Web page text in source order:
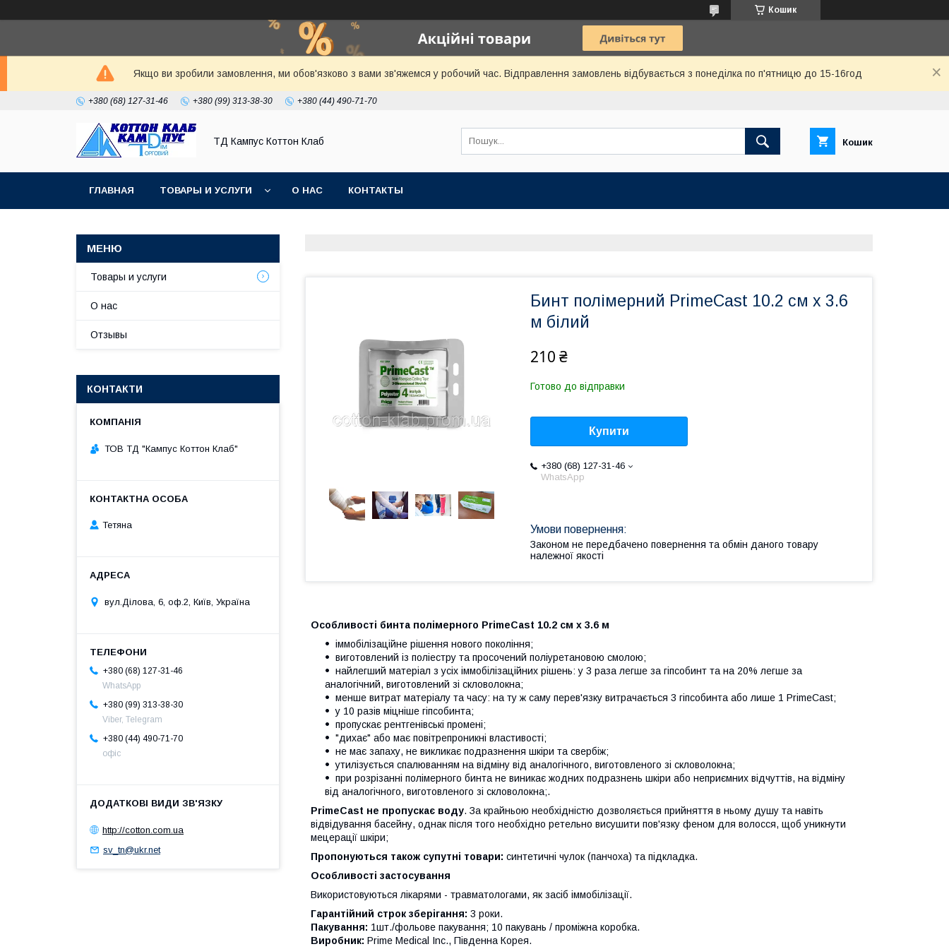
Кошик
Якщо ви зробили замовлення, ми обов'язково з вами зв'яжемся у робочий час. Відправлення замовлень відбувається з понеділка по п'ятницю до 15-16год
+380 (68) 127-31-46 +380 (99) 313-38-30 +380 (44) 490-71-70
ТД Кампус Коттон Клаб Кошик
ГЛАВНАЯ ТОВАРЫ И УСЛУГИ О НАС КОНТАКТЫ
Бинт полімерний PrimeCast 10.2 см х 3.6
м білий
210 ₴
Готово до відправки
Купити
+380 (68) 127-31-46
WhatsApp
Законом не передбачено повернення та обмін даного товару
належної якості
Особливості бинта полімерного PrimeCast 10.2 см х 3.6 м
іммобілізаційне рішення нового покоління;
виготовлений із поліестру та просочений поліуретановою смолою;
найлегший матеріал з усіх іммобілізаційних рішень: у 3 раза легше за гіпсобинт та на 20% легше за
аналогічний, виготовлений зі скловолокна;
менше витрат матеріалу та часу: на ту ж саму перев'язку витрачається 3 гіпсобинта або лише 1 PrimeCast;
у 10 разів міцніше гіпсобинта;
пропускає рентгенівські промені;
"дихає" або має повітрепроникні властивості;
не має запаху, не викликає подразнення шкіри та свербіж;
утилізується спалюванням на відміну від аналогічного, виготовленого зі скловолокна;
при розрізанні полімерного бинта не виникає жодних подразнень шкіри або неприємних відчуттів, на відміну
від аналогічного, виготовленого зі скловолокна;.
PrimeCast не пропускає воду. За крайньою необхідністю дозволяється прийняття в ньому душу та навіть
відвідування басейну, однак після того необхідно ретельно висушити пов'язку феном для волосся, щоб уникнути
мецерації шкіри;
Пропонуються також супутні товари: синтетичні чулок (панчоха) та підкладка.
Особливості застосування
Використовуються лікарями - травматологами, як засіб іммобілізації.
Гарантійний строк зберігання: 3 роки.
Пакування: 1шт./фольове пакування; 10 пакувань / проміжна коробка.
Виробник: Prime Medical Inc., Південна Корея.
Товары и услуги
О нас
Отзывы
КОНТАКТИ
ТОВ ТД "Кампус Коттон Клаб"
Тетяна
вул.Ділова, 6, оф.2, Київ, Україна
+380 (68) 127-31-46
WhatsApp
+380 (99) 313-38-30
Viber, Telegram
+380 (44) 490-71-70
офіс
http://cotton.com.ua
sv_tn@ukr.net